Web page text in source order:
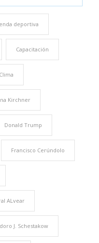
deportiva
Capacitación
Clima
Kirchner
Donald Trump
Francisco Cerúndolo
ALvear
J. Schestakow